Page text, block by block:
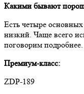
Какими бывают
Есть четыре
низкий. Чаще всего
поговорим подробнее.
Премиум-класс:
ZDP-189